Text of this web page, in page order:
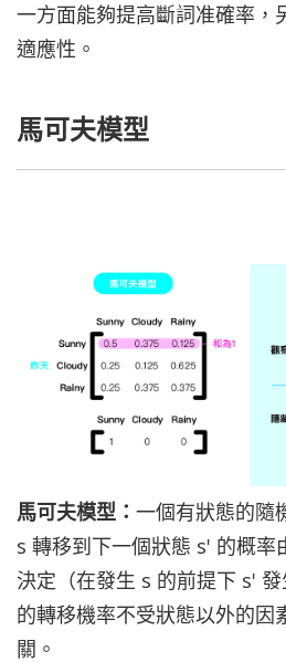
一方面能夠提高斷詞准確率，
適應性。
馬可夫模型
馬可夫模型： 一個有狀態的隨
s 轉移到下一個狀態 s' 的概
決定（在發生 s 的前提下 s'
的轉移機率不受狀態以外的因
關。